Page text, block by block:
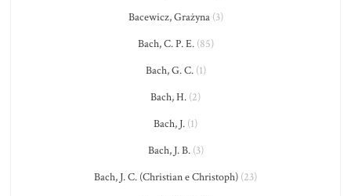
Bacewicz, Grażyna(3)
Bach, C. P. E.(85)
Bach, G. C.(1)
Bach, H. (2)
Bach, J. (1)
Bach, J. B.(3)
Bach, J. C. (Christian e Christoph) (23)